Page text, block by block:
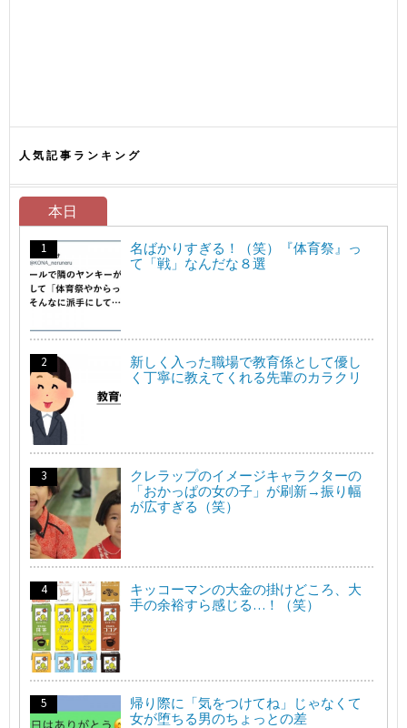
人気記事ランキング
本日
名ばかりすぎる！（笑）『体育祭』っ
て「戦」なんだな８選
新しく入った職場で教育係として優し
く丁寧に教えてくれる先輩のカラクリ
クレラップのイメージキャラクターの
「おかっぱの女の子」が刷新→振り幅
が広すぎる（笑）
キッコーマンの大金の掛けどころ、大
手の余裕すら感じる…！（笑）
帰り際に「気をつけてね」じゃなくて
女が堕ちる男のちょっとの差